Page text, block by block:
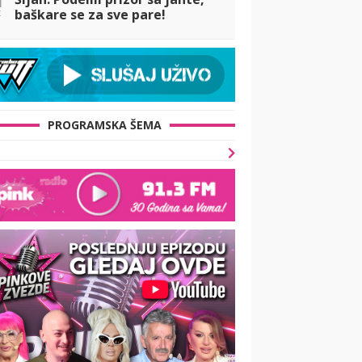
baškare se za sve pare!
PROGRAMSKA ŠEMA